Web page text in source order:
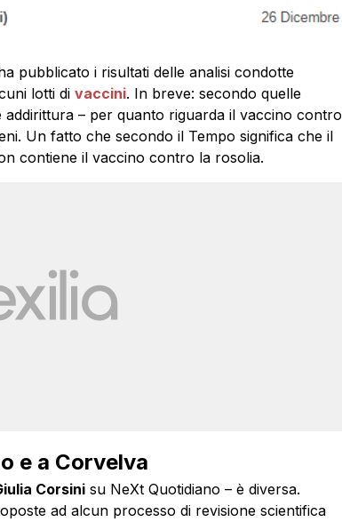
pubblicato i risultati delle analisi condotte
lotti di vaccini. In breve: secondo quelle
addirittura – per quanto riguarda il vaccino contro
Un fatto che secondo il Tempo significa che il
contiene il vaccino contro la rosolia.
e a Corvelva
Corsinisu NeXt Quotidiano – è diversa.
ad alcun processo di revisione scientifica